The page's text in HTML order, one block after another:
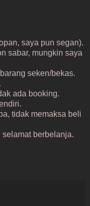
saya pun segan).
sabar, mungkin saya
seken/bekas.
ada booking.
tidak memaksa beli
berbelanja.